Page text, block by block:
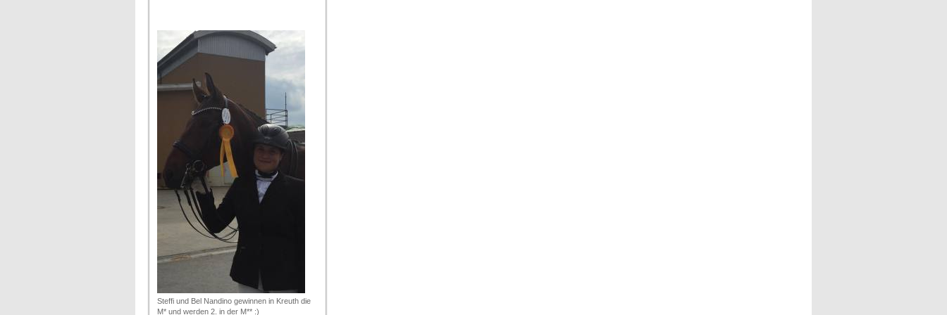
Steffi und Bel Nandino gewinnen in Kreuth die
M* und werden 2. in der M** :)